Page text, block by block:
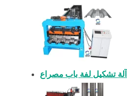
آلة تشكيل لفة باب مصراع